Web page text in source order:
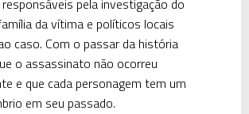
pela investigação do
da vítima e políticos locais
caso. Com o passar da história
o assassinato não ocorreu
e que cada personagem tem um
em seu passado.